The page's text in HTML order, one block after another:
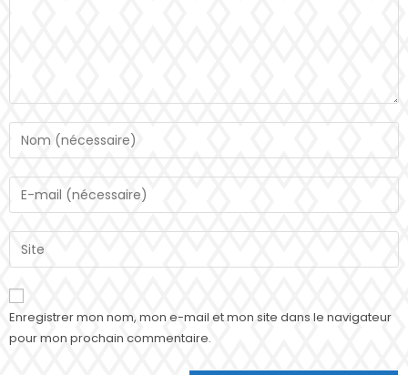
Enregistrer mon nom, mon e-mail et mon site dans le navigateur
pour mon prochain commentaire.